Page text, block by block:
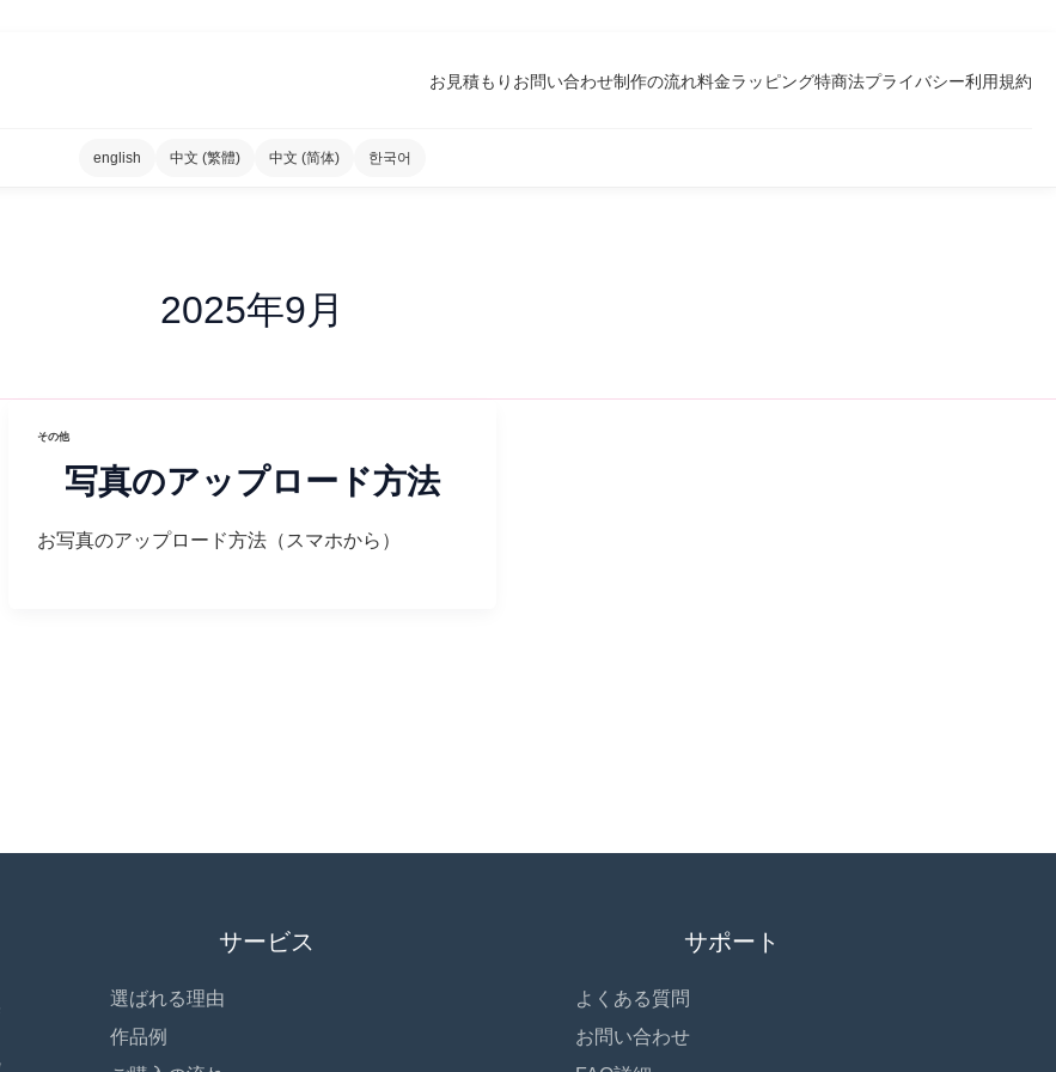
お見積もり お問い合わせ制作の流れ料金ラッピング特商法プライバシー利用規約
english 中文 (繁體) 中文 (简体) 한국어
2025年9月
その他
写真のアップロード方法
お写真のアップロード方法（スマホから）
サービス
選ばれる理由
作品例
サポート
よくある質問
お問い合わせ